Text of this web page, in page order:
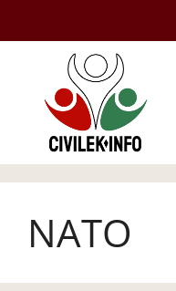
tartalomba
NATO